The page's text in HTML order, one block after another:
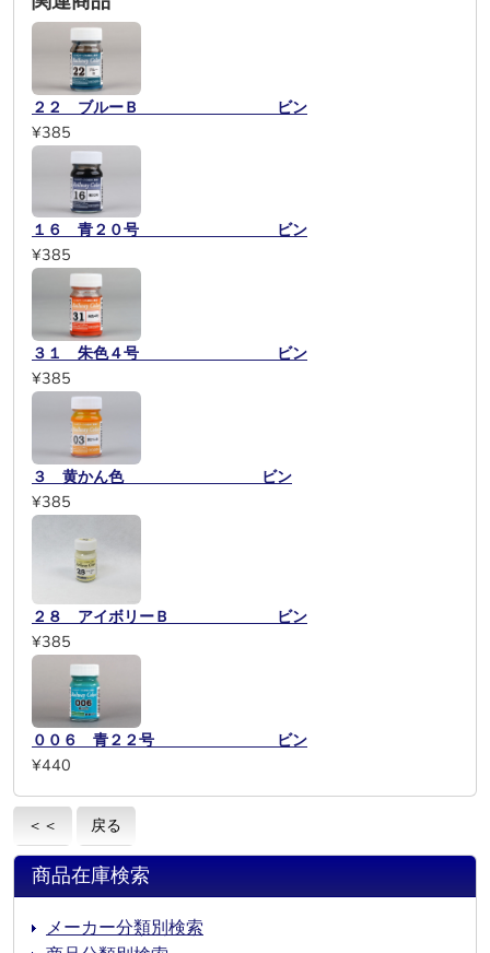
２２ ブルーＢ ビン
¥385
１６ 青２０号 ビン
¥385
３１ 朱色４号 ビン
¥385
３ 黄かん色 ビン
¥385
２８ アイボリーＢ ビン
¥385
００６ 青２２号 ビン
¥440
＜＜ 戻る
商品在庫検索
メーカー分類別検索